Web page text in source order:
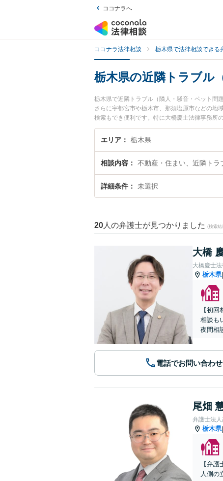
ココナラへ
ココナラ法律相談 栃木県で法律相談できる
栃木県の近隣トラブル
栃木県で近隣トラブル（隣人・騒音・ペット問
さらに宇都宮市や栃木市、那須塩原市などの地
検索もでき便利です。特に大橋慶士法律事務所
ール情報や弁護士費用、強みなどが注目されて
『近隣トラブル（隣人・騒音・ペット問題）
エリア 栃木県
相談内容 不動産・住まい、近隣トラ
詳細条件 未選択
20 人の弁護士が見つかりました (検索結
大橋
大橋慶士
栃木県|
【初
相談も
夜間相
電話でお問い合わせ
尾畑
弁護士法
栃木県|
【弁
人側の